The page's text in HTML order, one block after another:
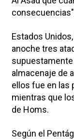
Estados
anoche tres
almacenaje de
ellos fue en las
mientras que
de Homs.
Según el